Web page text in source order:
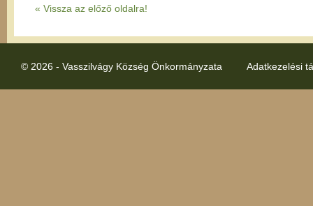
« Vissza az előző oldalra!
© 2026 - Vasszilvágy Község Önkormányzata Adatkezelési